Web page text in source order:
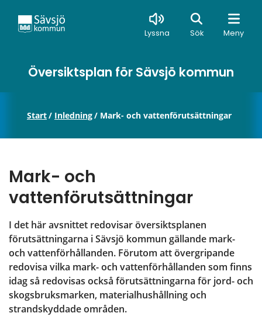
Lyssna Sök Meny
Sök
Översiktsplan för Sävsjö kommun
Start/ Inledning/ Mark- och vattenförutsättningar
Mark- och
vattenförutsättningar
I det här avsnittet redovisar översiktsplanen
förutsättningarna i Sävsjö kommun gällande mark-
och vattenförhållanden. Förutom att övergripande
redovisa vilka mark- och vattenförhållanden som finns
idag så redovisas också förutsättningarna för jord- och
skogsbruksmarken, materialhushållning och
strandskyddade områden.